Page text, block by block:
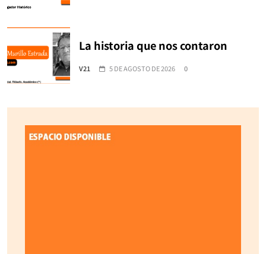
La historia que nos contaron
V21 5 DE AGOSTO DE 2026 0